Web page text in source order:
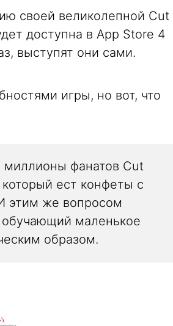
своей великолепной Cut
доступна в App Store 4
выступят они сами.
игры, но вот, что
миллионы фанатов Cut
ест конфеты с
этим же вопросом
маленькое
образом.